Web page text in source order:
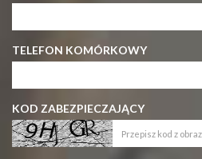
TELEFON KOMÓRKOWY
KOD ZABEZPIECZAJĄCY